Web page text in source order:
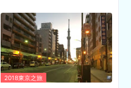
2018東京之旅